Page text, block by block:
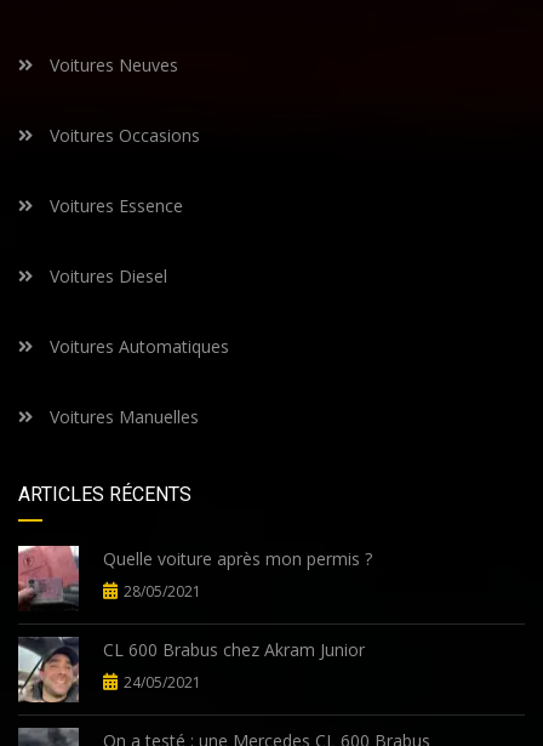
Voitures Neuves
Voitures Occasions
Voitures Essence
Voitures Diesel
Voitures Automatiques
Voitures Manuelles
ARTICLES RÉCENTS
Quelle voiture après mon permis ?
28/05/2021
CL 600 Brabus chez Akram Junior
24/05/2021
On a testé : une Mercedes CL 600 Brabus